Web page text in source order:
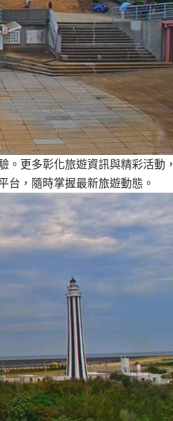
。更多彰化旅遊資訊與精彩活動，
台，隨時掌握最新旅遊動態。